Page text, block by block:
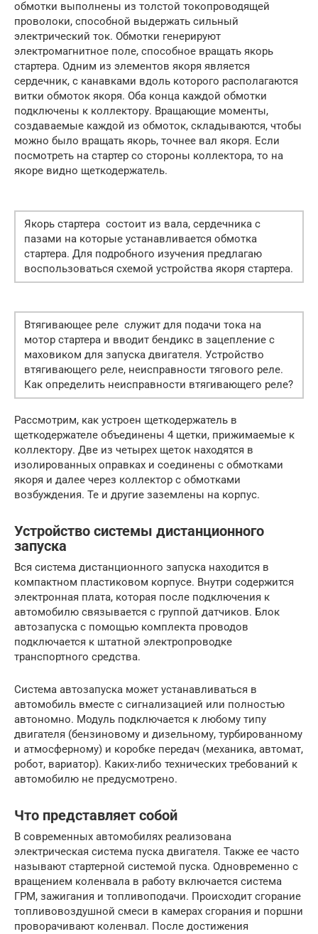
обмотки выполнены из толстой токопроводящей
проволоки, способной выдержать сильный
электрический ток. Обмотки генерируют
электромагнитное поле, способное вращать якорь
стартера. Одним из элементов якоря является
сердечник, с канавками вдоль которого располагаются
витки обмоток якоря. Оба конца каждой обмотки
подключены к коллектору. Вращающие моменты,
создаваемые каждой из обмоток, складываются, чтобы
можно было вращать якорь, точнее вал якоря. Если
посмотреть на стартер со стороны коллектора, то на
якоре видно щеткодержатель.
Якорь стартера состоит из вала, сердечника с
пазами на которые устанавливается обмотка
стартера. Для подробного изучения предлагаю
воспользоваться схемой устройства якоря стартера.
Втягивающее реле служит для подачи тока на
мотор стартера и вводит бендикс в зацепление с
маховиком для запуска двигателя. Устройство
втягивающего реле, неисправности тягового реле.
Как определить неисправности втягивающего реле?
Рассмотрим, как устроен щеткодержатель в
щеткодержателе объединены 4 щетки, прижимаемые к
коллектору. Две из четырех щеток находятся в
изолированных оправках и соединены с обмотками
якоря и далее через коллектор с обмотками
возбуждения. Те и другие заземлены на корпус.
Устройство системы дистанционного
запуска
Вся система дистанционного запуска находится в
компактном пластиковом корпусе. Внутри содержится
электронная плата, которая после подключения к
автомобилю связывается с группой датчиков. Блок
автозапуска с помощью комплекта проводов
подключается к штатной электропроводке
транспортного средства.
Система автозапуска может устанавливаться в
автомобиль вместе с сигнализацией или полностью
автономно. Модуль подключается к любому типу
двигателя (бензиновому и дизельному, турбированному
и атмосферному) и коробке передач (механика, автомат,
робот, вариатор). Каких-либо технических требований к
автомобилю не предусмотрено.
Что представляет собой
В современных автомобилях реализована
электрическая система пуска двигателя. Также ее часто
называют стартерной системой пуска. Одновременно с
вращением коленвала в работу включается система
ГРМ, зажигания и топливоподачи. Происходит сгорание
топливовоздушной смеси в камерах сгорания и поршни
проворачивают коленвал. После достижения